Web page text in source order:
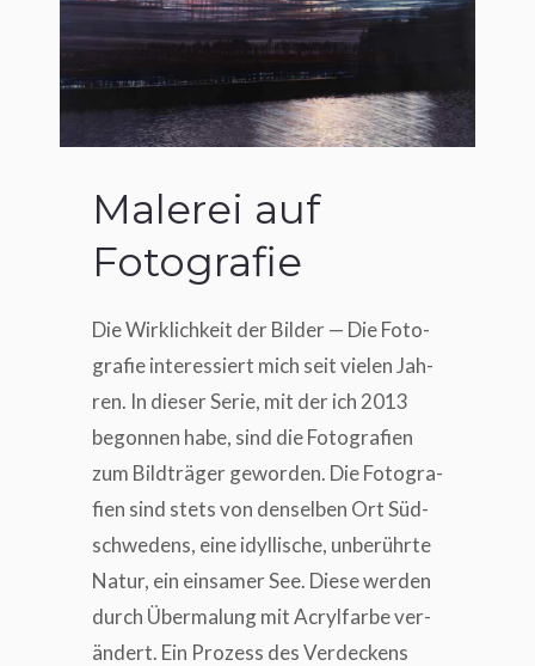
Malerei auf
Fotografie
Die Wirk­lich­keit der Bil­der — Die Foto­
gra­fie inter­es­siert mich seit vie­len Jah­
ren. In die­ser Serie, mit der ich 2013
begon­nen habe, sind die Foto­gra­fien
zum Bild­trä­ger gewor­den. Die Foto­gra­
fien sind stets von den­sel­ben Ort Süd­
schwe­dens, eine idyl­li­sche, unbe­rühr­te
Natur, ein ein­sa­mer See. Die­se wer­den
durch Über­ma­lung mit Acryl­far­be ver­
än­dert. Ein Pro­zess des Ver­de­ckens